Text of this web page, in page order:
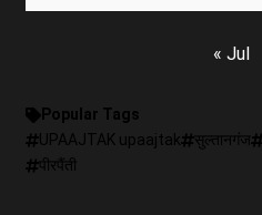
« Jul
Popular Tags
UPAAJTAK upaajtak
सुल्तानगंज
पीरपैंती